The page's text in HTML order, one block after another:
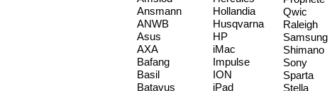
Ansmann
ANWB
Asus
AXA
Bafang
Basil
Batavus
Hollandia
Husqvarna
HP
iMac
Impulse
ION
iPad
Qwic
Raleigh
Samsung
Shimano
Sony
Sparta
Stella